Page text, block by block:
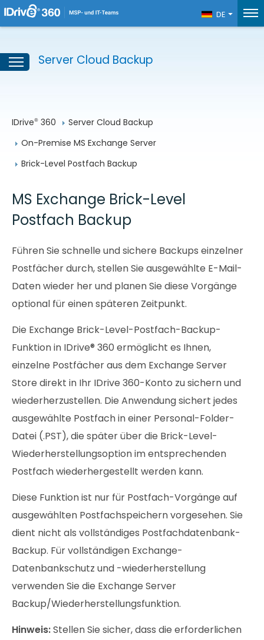
DE
Server Cloud Backup
IDrive® 360
Server Cloud Backup
On-Premise MS Exchange Server
Brick-Level Postfach Backup
MS Exchange Brick-Level
Postfach Backup
Führen Sie schnelle und sichere Backups einzelner
Postfächer durch, stellen Sie ausgewählte E-Mail-
Daten wieder her und planen Sie diese Vorgänge
optional für einen späteren Zeitpunkt.
Die Exchange Brick-Level-Postfach-Backup-
Funktion in IDrive® 360 ermöglicht es Ihnen,
einzelne Postfächer aus dem Exchange Server
Store direkt in Ihr IDrive 360-Konto zu sichern und
wiederherzustellen. Die Anwendung sichert jedes
ausgewählte Postfach in einer Personal-Folder-
Datei (.PST), die später über die Brick-Level-
Wiederherstellungsoption im entsprechenden
Postfach wiederhergestellt werden kann.
Diese Funktion ist nur für Postfach-Vorgänge auf
ausgewählten Postfachspeichern vorgesehen. Sie
dient nicht als vollständiges Postfachdatenbank-
Backup. Für vollständigen Exchange-
Datenbankschutz und -wiederherstellung
verwenden Sie die Exchange Server
Backup/Wiederherstellungsfunktion.
Hinweis:Stellen Sie sicher, dass die erforderlichen